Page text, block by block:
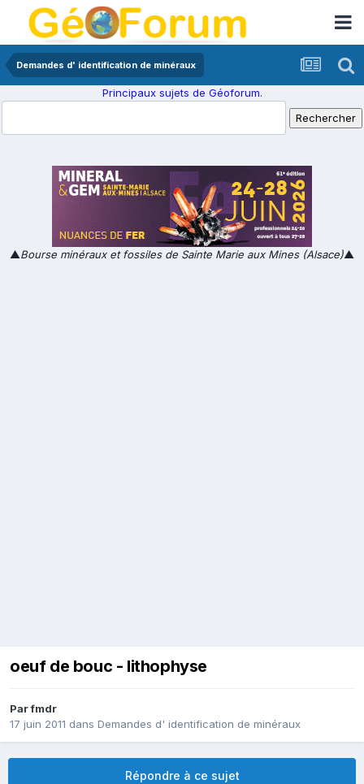
Demandes d' identification de minéraux
Principaux sujets de Géoforum.
▲Bourse minéraux et fossiles de Sainte Marie aux Mines (Alsace)▲
oeuf de bouc - lithophyse
Parfmdr
17 juin 2011 dans Demandes d' identification de minéraux
Répondre à ce sujet